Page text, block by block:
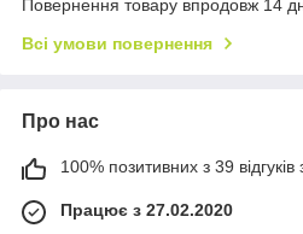
Повернення товару впродовж 14
Всі умови повернення
Про нас
100% позитивних з 39 відгуків
Працює з 27.02.2020